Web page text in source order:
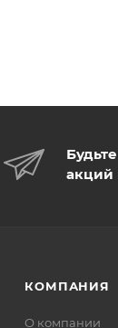
акций
КОМПАНИЯ
О компании